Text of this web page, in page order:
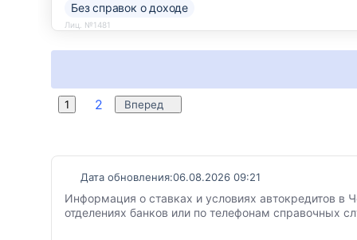
Без справок о доходе
Лиц. №1481
1 2 Вперед
Дата обновления:06.08.2026 09:21
Информация о ставках и условиях автокредитов в
отделениях банков или по телефонам справочных